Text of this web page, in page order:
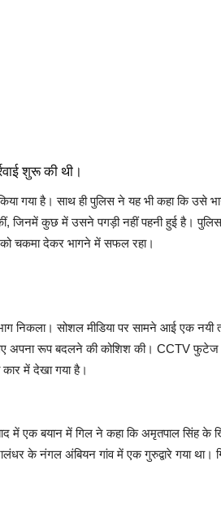
शुरू की थी।
गया है। साथ ही पुलिस ने यह भी कहा कि उसे
जिनमें कुछ में उसने पगड़ी नहीं पहनी हुई है।
चकमा देकर भागने में सफल रहा।
निकला। सोशल मीडिया पर सामने आई एक नयी
अपना रूप बदलने की कोशिश की। CCTV
में देखा गया है।
में एक बयान में गिल ने कहा कि अमृतपाल सिंह
के नंगल अंबियन गांव में एक गुरुद्वारे गया था।